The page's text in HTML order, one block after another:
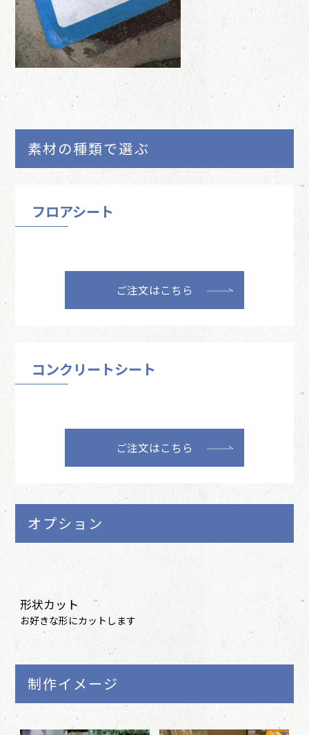
素材の種類で選ぶ
フロアシート
ご注文はこちら
コンクリートシート
ご注文はこちら
オプション
形状カット
お好きな形にカットします
制作イメージ